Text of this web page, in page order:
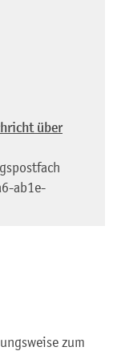
über
ab1e-
zum